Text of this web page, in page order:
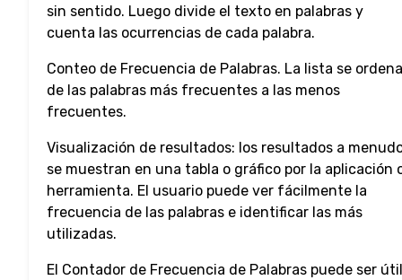
sin sentido. Luego divide el texto en palabras y
cuenta las ocurrencias de cada palabra.
Conteo de Frecuencia de Palabras. La lista se ordena
de las palabras más frecuentes a las menos
frecuentes.
Visualización de resultados: los resultados a
se muestran en una tabla o gráfico por la aplicación
herramienta. El usuario puede ver fácilmente la
frecuencia de las palabras e identificar las más
utilizadas.
El Contador de Frecuencia de Palabras puede ser útil